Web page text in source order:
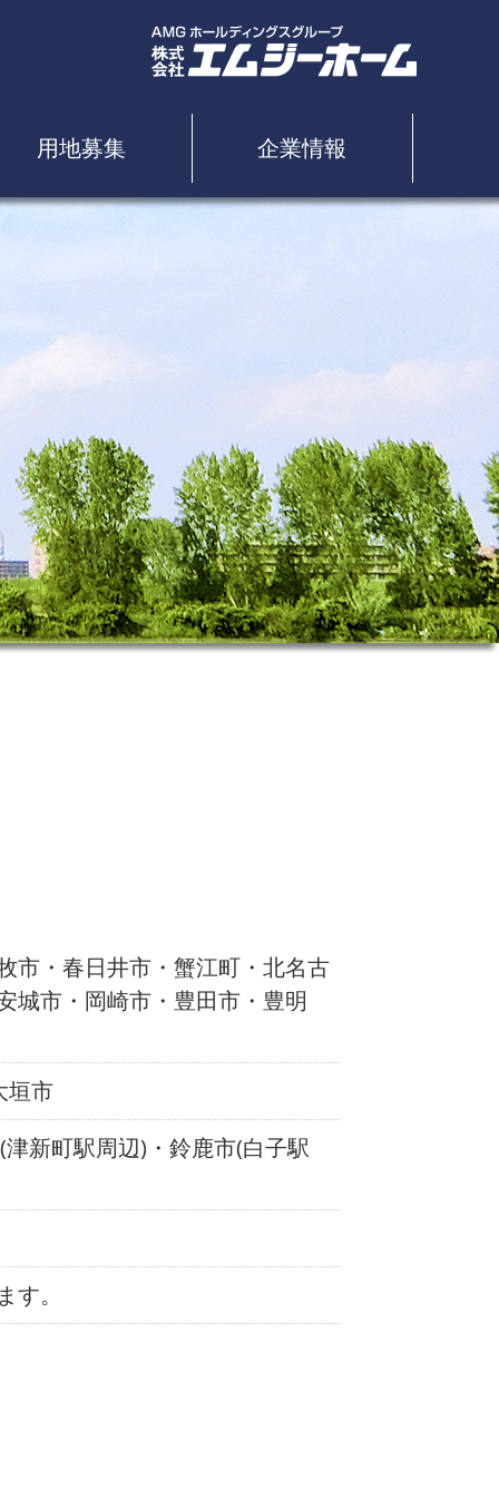
用地募集 企業情報
市・春日井市・蟹江町・北名古
城市・岡崎市・豊田市・豊明
垣市
新町駅周辺)・鈴鹿市(白子駅
。